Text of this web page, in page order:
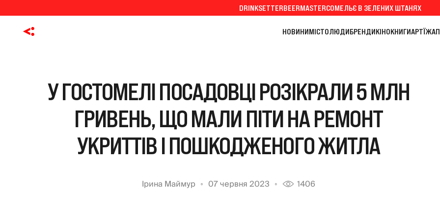
DRINKSETTERBEERMASTERСОМЕЛЬЄ В ЗЕЛЕНИХ ШТАНЯХ
НОВИНИМІСТОЛЮДИБРЕНДИКІНОКНИГИАРТЇЖА
У ГОСТОМЕЛІ ПОСАДОВЦІ РОЗІКРАЛИ 5 МЛН
ГРИВЕНЬ, ЩО МАЛИ ПІТИ НА РЕМОНТ
УКРИТТІВ І ПОШКОДЖЕНОГО ЖИТЛА
Ірина Маймур 07 червня 2023 1406